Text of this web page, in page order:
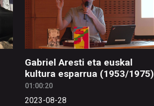
Gabriel Aresti eta euskal
kultura esparrua (1953/1975)
01:00:20
2023-08-28